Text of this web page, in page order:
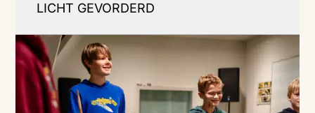
LICHT GEVORDERD